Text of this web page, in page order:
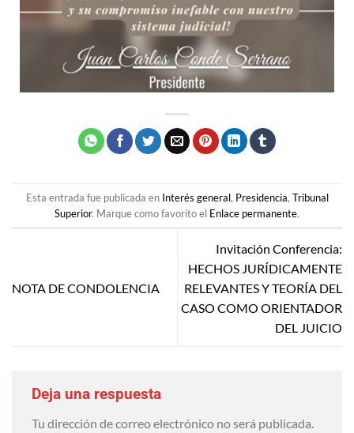
Esta entrada fue publicada en Interés general, Presidencia, Tribunal
Superior. Marque como favorito el Enlace permanente.
NOTA DE CONDOLENCIA
Invitación Conferencia:
HECHOS JURÍDICAMENTE
RELEVANTES Y TEORÍA DEL
CASO COMO ORIENTADOR
DEL JUICIO
Deja una respuesta
Tu dirección de correo electrónico no será publicada.